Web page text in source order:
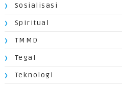
Sosialisasi
Spiritual
TMMD
Tegal
Teknologi